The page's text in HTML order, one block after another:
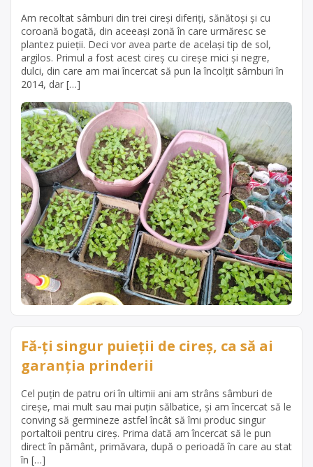
Am recoltat sâmburi din trei cireși diferiți, sănătoși și cu
coroană bogată, din aceeași zonă în care urmăresc se
plantez puieții. Deci vor avea parte de același tip de sol,
argilos. Primul a fost acest cireș cu cireșe mici și negre,
dulci, din care am mai încercat să pun la încolțit sâmburi în
2014, dar […]
Fă-ți singur puieții de cireș, ca să ai
garanția prinderii
Cel puțin de patru ori în ultimii ani am strâns sâmburi de
cireșe, mai mult sau mai puțin sălbatice, și am încercat să le
conving să germineze astfel încât să îmi produc singur
portaltoii pentru cireș. Prima dată am încercat să le pun
direct în pământ, primăvara, după o perioadă în care au stat
în […]